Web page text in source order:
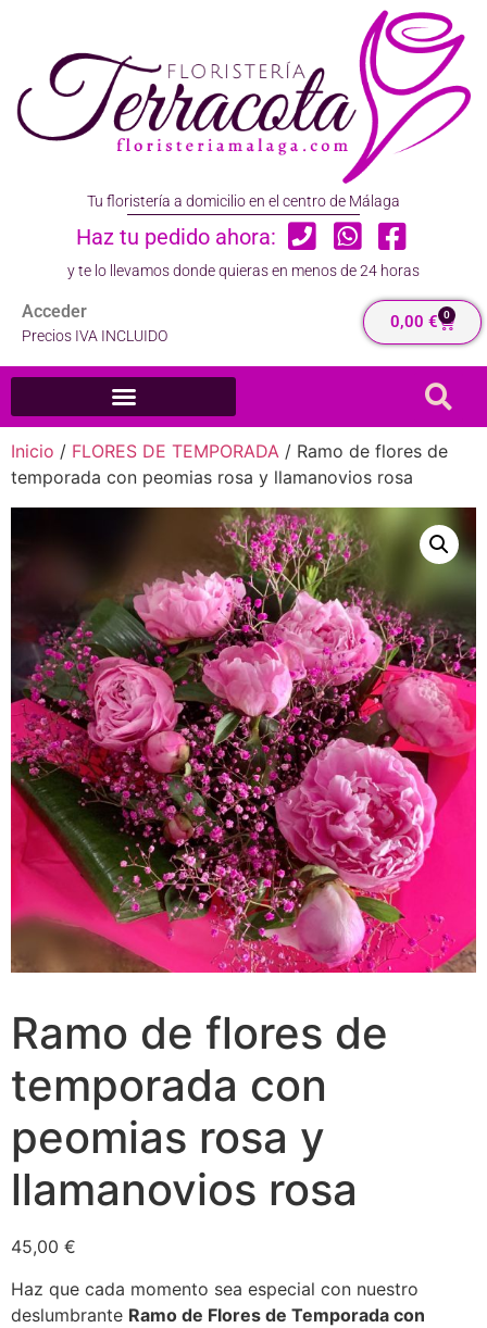
Tu floristería a domicilio en el centro de Málaga
Haz tu pedido ahora:
y te lo llevamos donde quieras en menos de 24 horas
0,00 € 0
Acceder
Precios IVA INCLUIDO
Inicio / FLORES DE TEMPORADA / Ramo de flores de
temporada con peomias rosa y llamanovios rosa
Ramo de flores de
temporada con
peomias rosa y
llamanovios rosa
45,00 €
Haz que cada momento sea especial con nuestro
deslumbrante Ramo de Flores de Temporada con